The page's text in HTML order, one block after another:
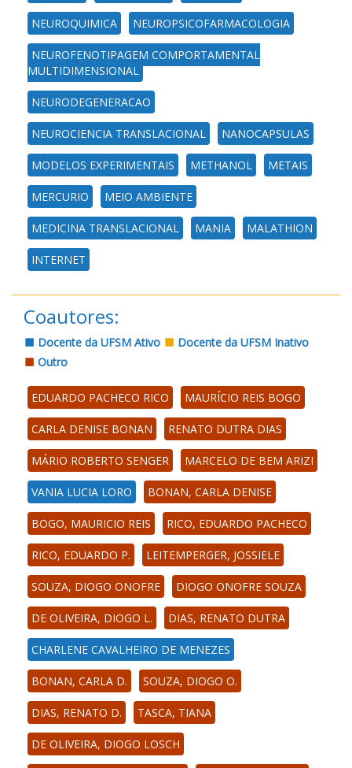
NEUROQUIMICA NEUROPSICOFARMACOLOGIA
NEUROFENOTIPAGEM COMPORTAMENTAL
MULTIDIMENSIONAL
NEURODEGENERACAO
NEUROCIENCIA TRANSLACIONAL NANOCAPSULAS
MODELOS EXPERIMENTAIS METHANOL METAIS
MERCURIO MEIO AMBIENTE
MEDICINA TRANSLACIONAL MANIA MALATHION
INTERNET
Coautores:
Docente da UFSM Ativo
Docente da UFSM Inativo
Outro
EDUARDO PACHECO RICO MAURÍCIO REIS BOGO
CARLA DENISE BONAN RENATO DUTRA DIAS
MÁRIO ROBERTO SENGER MARCELO DE BEM ARIZI
VANIA LUCIA LORO BONAN, CARLA DENISE
BOGO, MAURICIO REIS RICO, EDUARDO PACHECO
RICO, EDUARDO P. LEITEMPERGER, JOSSIELE
SOUZA, DIOGO ONOFRE DIOGO ONOFRE SOUZA
DE OLIVEIRA, DIOGO L. DIAS, RENATO DUTRA
CHARLENE CAVALHEIRO DE MENEZES
BONAN, CARLA D. SOUZA, DIOGO O.
DIAS, RENATO D. TASCA, TIANA
DE OLIVEIRA, DIOGO LOSCH